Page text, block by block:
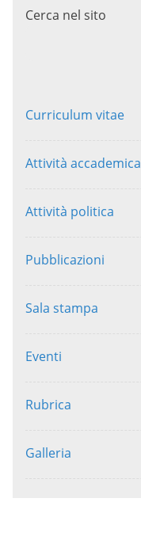
Cerca nel sito
Curriculum vitae
Attività accademica
Attività politica
Pubblicazioni
Sala stampa
Eventi
Rubrica
Galleria